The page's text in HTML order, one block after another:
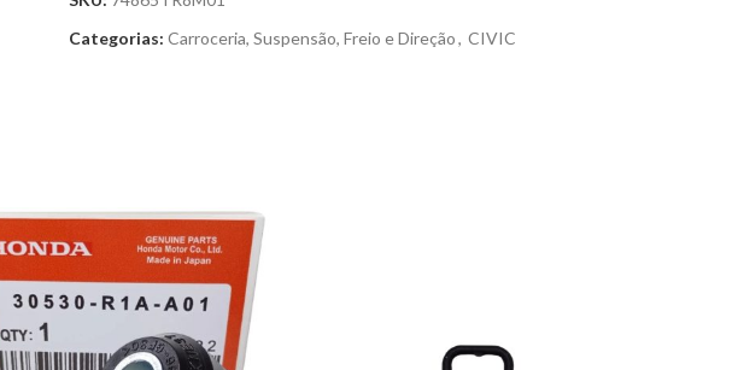
Categorias: Carroceria, Suspensão, Freio e Direção, CIVIC